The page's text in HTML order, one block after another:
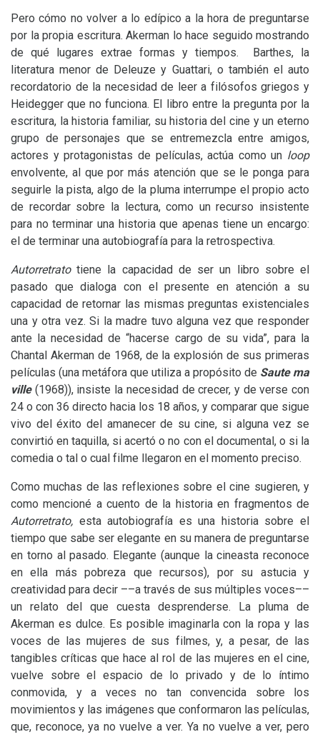
Pero cómo no volver a lo edípico a la hora de preguntarse
por la propia escritura. Akerman lo hace seguido mostrando
de qué lugares extrae formas y tiempos. Barthes, la
literatura menor de Deleuze y Guattari, o también el auto
recordatorio de la necesidad de leer a filósofos griegos y
Heidegger que no funciona. El libro entre la pregunta por la
escritura, la historia familiar, su historia del cine y un eterno
grupo de personajes que se entremezcla entre amigos,
actores y protagonistas de películas, actúa como un loop
envolvente, al que por más atención que se le ponga para
seguirle la pista, algo de la pluma interrumpe el propio acto
de recordar sobre la lectura, como un recurso insistente
para no terminar una historia que apenas tiene un encargo:
el de terminar una autobiografía para la retrospectiva.
Autorretratotiene la capacidad de ser un libro sobre el
pasado que dialoga con el presente en atención a su
capacidad de retornar las mismas preguntas existenciales
una y otra vez. Si la madre tuvo alguna vez que responder
ante la necesidad de “hacerse cargo de su vida”, para la
Chantal Akerman de 1968, de la explosión de sus primeras
películas (una metáfora que utiliza a propósito de Saute ma
ville(1968)), insiste la necesidad de crecer, y de verse con
24 o con 36 directo hacia los 18 años, y comparar que sigue
vivo del éxito del amanecer de su cine, si alguna vez se
convirtió en taquilla, si acertó o no con el documental, o si la
comedia o tal o cual filme llegaron en el momento preciso.
Como muchas de las reflexiones sobre el cine sugieren, y
como mencioné a cuento de la historia en fragmentos de
Autorretrato, esta autobiografía es una historia sobre el
tiempo que sabe ser elegante en su manera de preguntarse
en torno al pasado. Elegante (aunque la cineasta reconoce
en ella más pobreza que recursos), por su astucia y
creatividad para decir ––a través de sus múltiples voces––
un relato del que cuesta desprenderse. La pluma de
Akerman es dulce. Es posible imaginarla con la ropa y las
voces de las mujeres de sus filmes, y, a pesar, de las
tangibles críticas que hace al rol de las mujeres en el cine,
vuelve sobre el espacio de lo privado y de lo íntimo
conmovida, y a veces no tan convencida sobre los
movimientos y las imágenes que conformaron las películas,
que, reconoce, ya no vuelve a ver. Ya no vuelve a ver, pero